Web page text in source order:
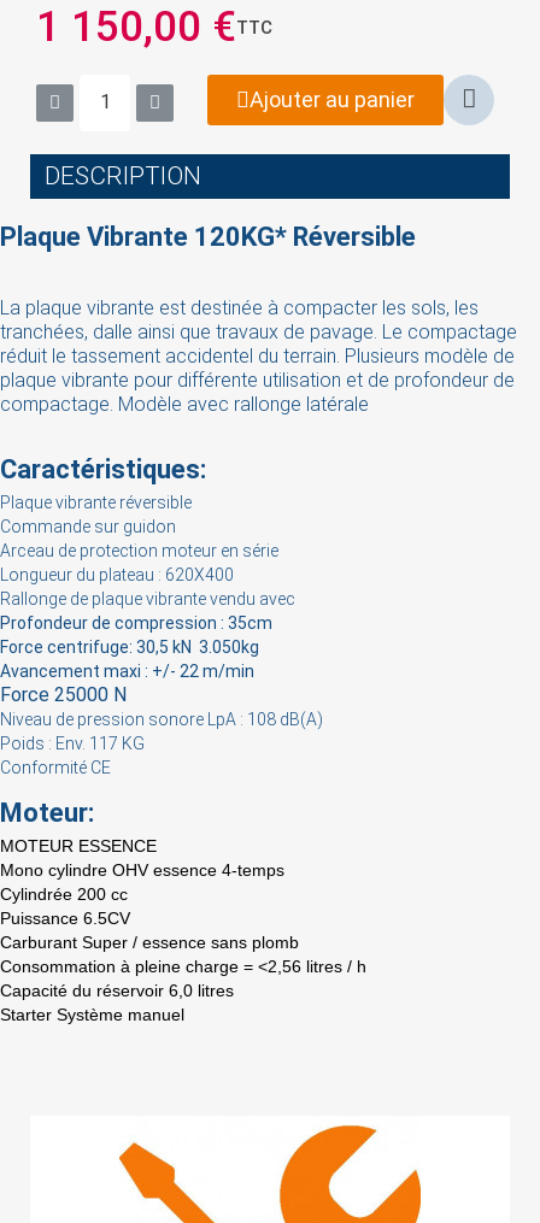
1 150,00 €TTC
Ajouter au panier
DESCRIPTION
Plaque Vibrante 120KG* Réversible
La plaque vibrante est destinée à compacter les sols, les
tranchées, dalle ainsi que travaux de pavage. Le compactage
réduit le tassement accidentel du terrain. Plusieurs modèle de
plaque vibrante pour différente utilisation et de profondeur de
compactage. Modèle avec rallonge latérale
Caractéristiques:
Plaque vibrante réversible
Commande sur guidon
Arceau de protection moteur en série
Longueur du plateau : 620X400
Rallonge de plaque vibrante vendu avec
Profondeur de compression : 35cm
Force centrifuge: 30,5 kN 3.050kg
Avancement maxi : +/- 22 m/min
Force 25000 N
Niveau de pression sonore LpA : 108 dB(A)
Poids : Env. 117 KG
Conformité CE
Moteur:
MOTEUR ESSENCE
Mono cylindre OHV essence 4-temps
Cylindrée 200 cc
Puissance 6.5CV
Carburant Super / essence sans plomb
Consommation à pleine charge = <2,56 litres / h
Capacité du réservoir 6,0 litres
Starter Système manuel
You need to be logged in to save products in your
wish list.
Cancel